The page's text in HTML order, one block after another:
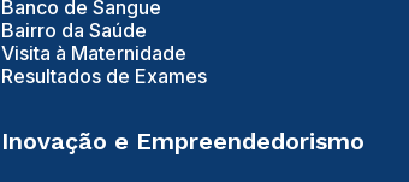
Banco de Sangue
Bairro da Saúde
Visita à Maternidade
Resultados de Exames
Inovação e Empreendedorismo